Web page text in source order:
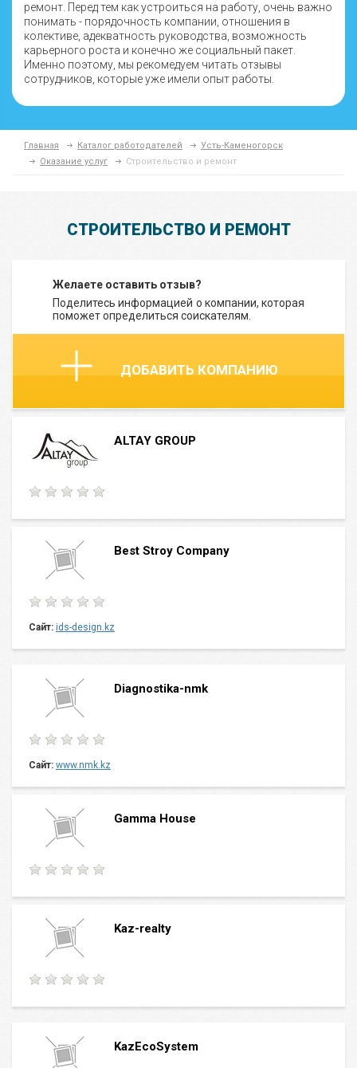
ремонт. Перед тем как устроиться на работу, очень важно
понимать - порядочность компании, отношения в
колективе, адекватность руководства, возможность
карьерного роста и конечно же социальный пакет.
Именно поэтому, мы рекомедуем читать отзывы
сотрудников, которые уже имели опыт работы.
Главная Каталог работодателей
Усть-Каменогорск
Оказание услуг
Строительство и ремонт
СТРОИТЕЛЬСТВО И РЕМОНТ
Желаете оставить отзыв?
Поделитесь информацией о компании, которая
поможет определиться соискателям.
ДОБАВИТЬ КОМПАНИЮ
ALTAY GROUP
Best Stroy Cоmpany
Сайт: ids-design.kz
Diagnostika-nmk
Сайт: www.nmk.kz
Gamma House
Kaz-realty
KazEcoSystem